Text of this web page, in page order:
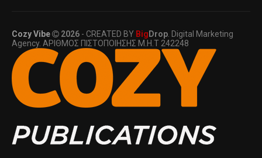
Cozy Vibe 2026 - CREATED BY BigDrop . Digital Marketing
Agency. ΑΡΙΘΜΟΣ ΠΙΣΤΟΠΟΙΗΣΗΣ Μ.Η.Τ 242248